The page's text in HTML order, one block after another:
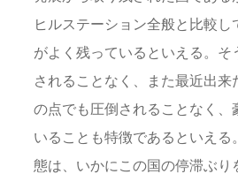
ヒルステーション全般と比較
がよく残っているといえる。そ
されることなく、また最近出来
の点でも圧倒されることなく、
いることも特徴であるといえる
態は、いかにこの国の停滞ぶり